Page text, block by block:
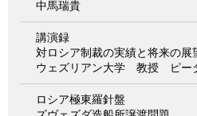
中馬瑞貴
講演録
対ロシア制裁の実績と将来の展
ウェズリアン大学 教授 ピー
ロシア極東羅針盤